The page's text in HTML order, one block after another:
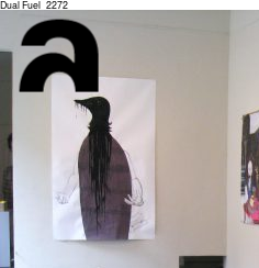
Dual Fuel_2272